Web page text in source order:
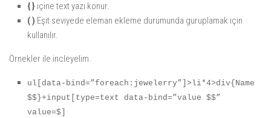
{ } içine text yazı konur.
( ) Eşit seviyede eleman ekleme durumunda guruplamak için
kullanılır.
Örnekler ile incleyelim.
ul[data-bind=”foreach:jewelerry”]>li*4>div{Name
$$}+input[type=text data-bind=”value $$”
value=$]